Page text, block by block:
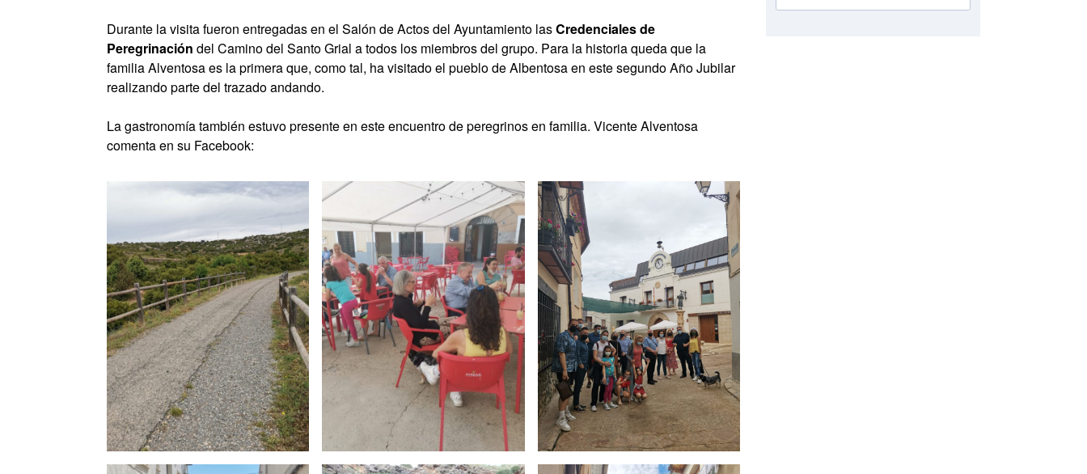
Durante la visita fueron entregadas en el Salón de Actos del Ayuntamiento lasCredenciales de
Peregrinación del Camino del Santo Grial a todos los miembros del grupo. Para la historia queda que la
familia Alventosa es la primera que, como tal, ha visitado el pueblo de Albentosa en este segundo Año Jubilar
realizando parte del trazado andando.
La gastronomía también estuvo presente en este encuentro de peregrinos en familia. Vicente Alventosa
comenta en su Facebook: